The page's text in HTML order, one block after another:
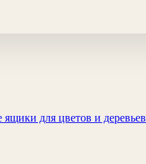
для цветов и деревьев